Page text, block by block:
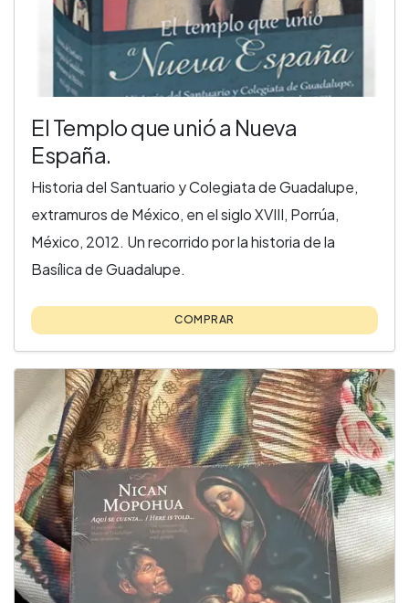
El Templo que unió a Nueva
España.
Historia del Santuario y Colegiata de Guadalupe,
extramuros de México, en el siglo XVIII, Porrúa,
México, 2012. Un recorrido por la historia de la
Basílica de Guadalupe.
COMPRAR